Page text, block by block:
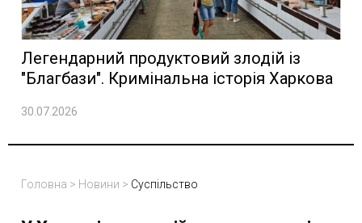
Легендарний продуктовий злодій із
"Благбази". Кримінальна історія Харкова
30.07.2026
Головна > Новини > Суспільство